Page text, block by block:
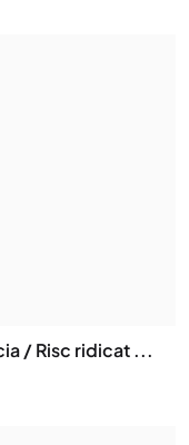
/ Risc ridicat ...